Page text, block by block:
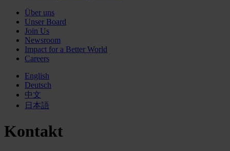
Über uns
Unser Board
Join Us
Newsroom
Impact for a Better World
Careers
English
Deutsch
中文
日本語
Kontakt